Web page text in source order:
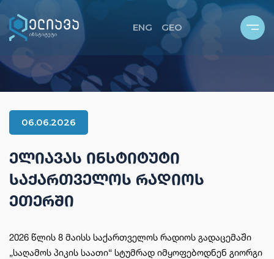
ᲩᲕᲔᲜ ᲨᲔᲡᲐᲮᲔᲑ
ᲚᲐᲑᲝᲠᲐᲢᲝᲠᲘᲔᲑᲘ
ᲨᲢᲐᲛᲔᲑᲘᲡ ᲓᲐ ᲤᲐᲒᲔᲑᲘᲡ ᲙᲝᲚᲔᲥᲪᲘᲐ
ᲒᲔᲒᲛᲐ
ᲑᲘᲑᲚᲘᲝᲗᲔᲙᲐ
ENG GEO
06.06.2026
ᲔᲚᲘᲐᲕᲐᲡ ᲘᲜᲡᲢᲘᲢᲣᲢᲘ
ᲡᲐᲥᲐᲠᲗᲕᲔᲚᲝᲡ ᲠᲐᲓᲘᲝᲡ
ᲔᲗᲔᲠᲨᲘ
2026 წლის 8 მაისს საქართველოს რადიოს გადაცემაში
„საღამოს პიკის საათი“ სტუმრად იმყოფებოდნენ გიორგი